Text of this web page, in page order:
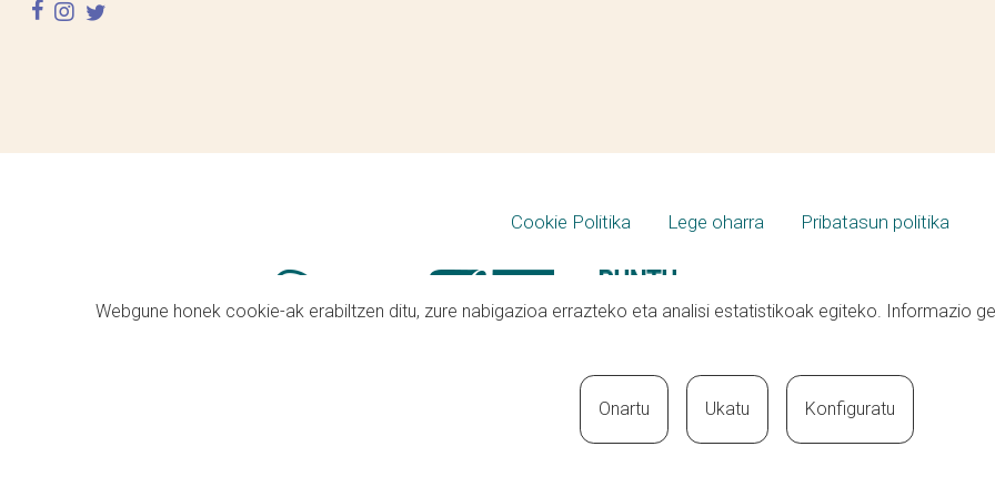
facebook
instagram
twitter
Cookie Politika Lege oharra Pribatasun politika
Webgune honek cookie-ak erabiltzen ditu, zure nabigazioa errazteko eta analisi estatistikoak egiteko. Informazio
Onartu Ukatu Konfiguratu